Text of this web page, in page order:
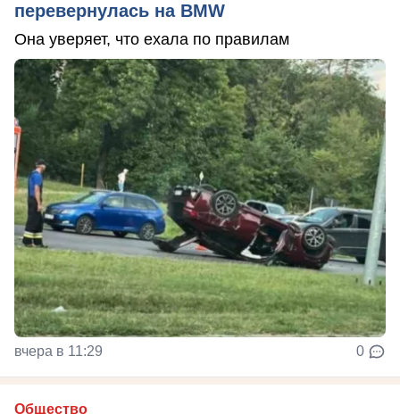
перевернулась на BMW
Она уверяет, что ехала по правилам
вчера в 11:29 0
Общество